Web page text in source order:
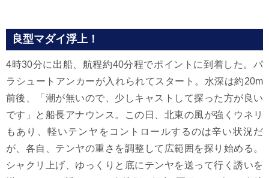
良型マダイ浮上！
4時30分に出船、航程約40分程でポイントに到着した。パ
ラシュートアンカーが入れられてスタート。水深は約20m
前後、「潮が無いので、少しキャストして探った方が良い
です」と船長アナウンス。この日、北東の風が強くウネリ
もあり、軽いテンヤをコントロールするのは辛い状況だ
が、各自、テンヤの重さを調整して広範囲を探り始める。
シャクリ上げ、ゆっくりと底にテンヤを送って行く誘いを